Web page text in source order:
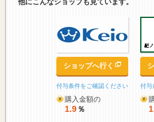
他にこんなショップも見ています。
ショップへ行く
付与条件をご確認ください
購入金額の
1.9 ％
付与